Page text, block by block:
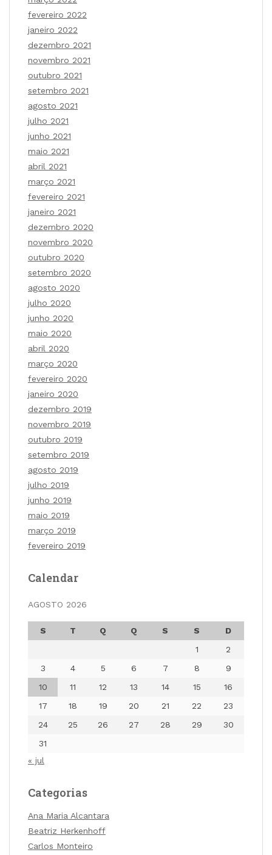
fevereiro 2022
janeiro 2022
dezembro 2021
novembro 2021
outubro 2021
setembro 2021
agosto 2021
julho 2021
junho 2021
maio 2021
abril 2021
março 2021
fevereiro 2021
janeiro 2021
dezembro 2020
novembro 2020
outubro 2020
setembro 2020
agosto 2020
julho 2020
junho 2020
maio 2020
abril 2020
março 2020
fevereiro 2020
janeiro 2020
dezembro 2019
novembro 2019
outubro 2019
setembro 2019
agosto 2019
julho 2019
junho 2019
maio 2019
março 2019
fevereiro 2019
Calendar
AGOSTO 2026
S T Q Q S S
D
1
2
3
4 5 6 7 8
9
10
11 12 13 14 15
16
17
18 19 20 21 22
23
24
25 26 27 28 29
30
31
« jul
Categorias
Ana Maria Alcantara
Beatriz Herkenhoff
Carlos Monteiro